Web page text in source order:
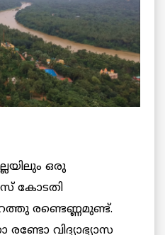
ഒരു
കോടതി
രണ്ടെണ്ണമുണ്ട്.
രണ്ടോ വിദ്യാഭ്യാസ